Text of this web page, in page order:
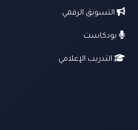
التسويق الرقمي
بودكاست
التدريب الإعلامي